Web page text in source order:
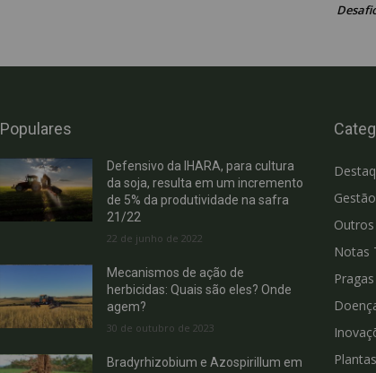
Populares
Defensivo da IHARA, para cultura
da soja, resulta em um incremento
de 5% da produtividade na safra
21/22
22 de junho de 2022
Mecanismos de ação de
herbicidas: Quais são eles? Onde
agem?
30 de outubro de 2023
Bradyrhizobium e Azospirillum em
Outros
Notas
Pragas